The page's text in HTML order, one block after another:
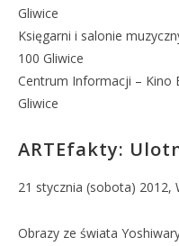
Gliwice
Księgarni i salonie
100 Gliwice
Centrum Informacji – Kino
Gliwice
ARTEfakty:
21 stycznia (sobota) 2012,
Obrazy ze świata